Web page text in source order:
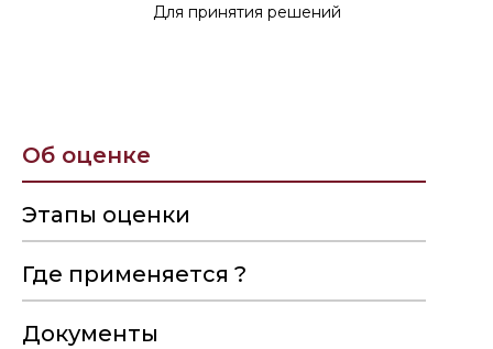
Для принятия решений
Об оценке
Этапы оценки
Где применяется ?
Документы